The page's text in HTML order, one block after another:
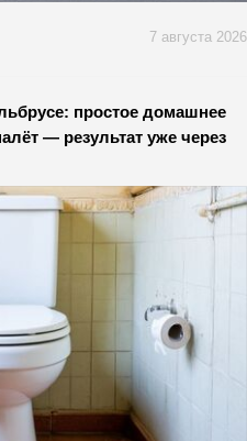
7 августа 2026
простое домашнее
— результат уже через